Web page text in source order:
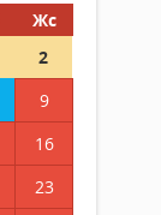
Жс
2
9
16
23